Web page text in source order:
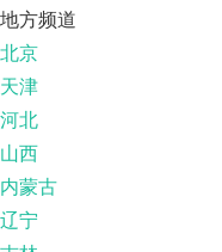
地方频道
北京
天津
河北
山西
内蒙古
辽宁